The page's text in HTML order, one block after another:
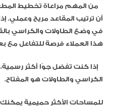
من المهم مراعاة تخطيط
أن ترتيب المقاعد مريح وعملي.
في وضع الطاولات والكراسي
هذا العملاء فرصة للتفاعل
إذا كنت تفضل جوًا أكثر رسمية،
الكراسي والطاولات هو المفتاح.
للمساحات الأكثر حميمية